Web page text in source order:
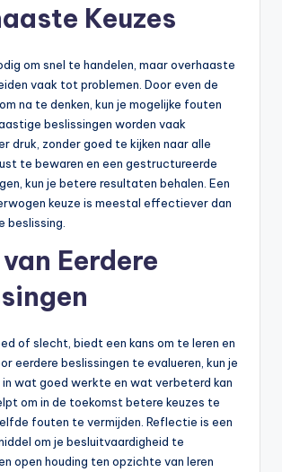
Keuzes
om snel te handelen, maar overhaaste
vaak tot problemen. Door even de
na te denken, kun je mogelijke fouten
beslissingen worden vaak
druk, zonder goed te kijken naar alle
te bewaren en een gestructureerde
kun je betere resultaten behalen. Een
keuze is meestal effectiever dan
beslissing.
Eerdere
of slecht, biedt een kans om te leren en
eerdere beslissingen te evalueren, kun je
in wat goed werkte en wat verbeterd kan
om in de toekomst betere keuzes te
fouten te vermijden. Reflectie is een
om je besluitvaardigheid te
open houding ten opzichte van leren